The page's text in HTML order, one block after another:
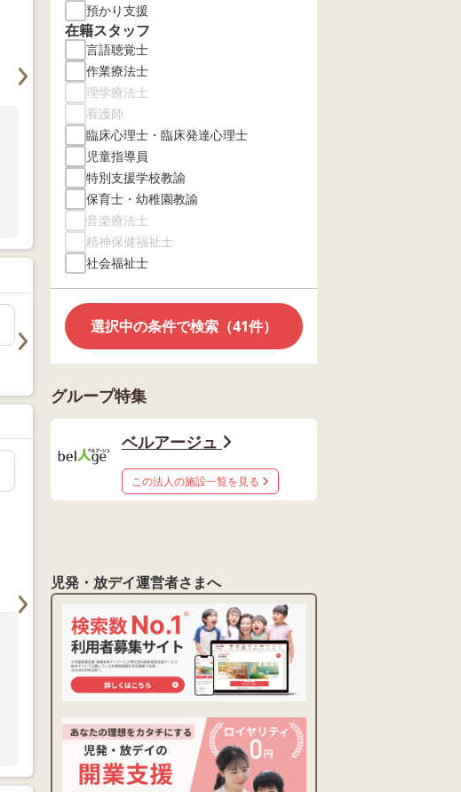
預かり支援
在籍スタッフ
言語聴覚士
作業療法士
理学療法士
看護師
臨床心理士・臨床発達心理士
児童指導員
特別支援学校教諭
保育士・幼稚園教諭
音楽療法士
精神保健福祉士
社会福祉士
選択中の条件で検索（41件）
グループ特集
ベルアージュ
この法人の施設一覧を見る
児発・放デイ運営者さまへ